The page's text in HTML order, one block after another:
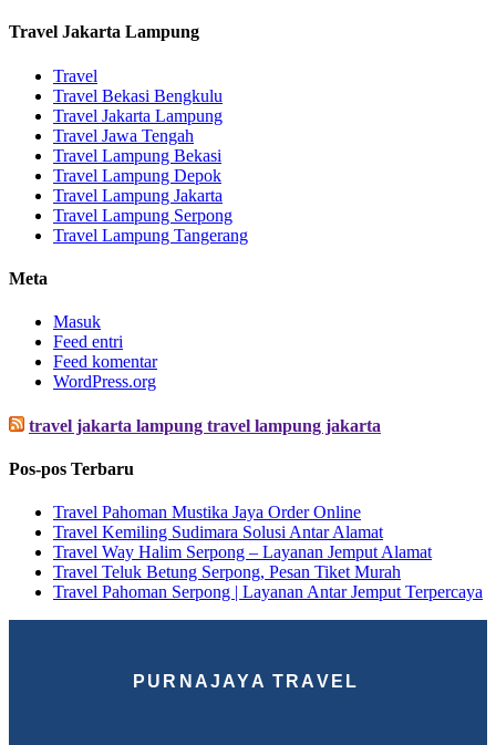
Travel Jakarta Lampung
Travel
Travel Bekasi Bengkulu
Travel Jakarta Lampung
Travel Jawa Tengah
Travel Lampung Bekasi
Travel Lampung Depok
Travel Lampung Jakarta
Travel Lampung Serpong
Travel Lampung Tangerang
Meta
Masuk
Feed entri
Feed komentar
WordPress.org
travel jakarta lampung travel lampung jakarta
Pos-pos Terbaru
Travel Pahoman Mustika Jaya Order Online
Travel Kemiling Sudimara Solusi Antar Alamat
Travel Way Halim Serpong – Layanan Jemput Alamat
Travel Teluk Betung Serpong, Pesan Tiket Murah
Travel Pahoman Serpong | Layanan Antar Jemput Terpercaya
PURNAJAYA TRAVEL